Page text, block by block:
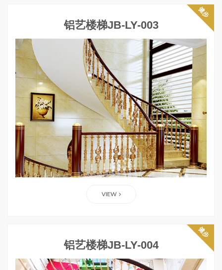
铝艺楼梯JB-LY-003
健步
VIEW
铝艺楼梯JB-LY-004
健步